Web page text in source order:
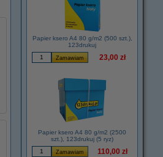
Papier ksero A4 80 g/m2 (500 szt.),
123drukuj
23,00 zł
Papier ksero A4 80 g/m2 (2500
szt.), 123drukuj (5 ryz)
110,00 zł